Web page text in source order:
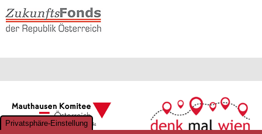
Privatsphäre-Einstellung